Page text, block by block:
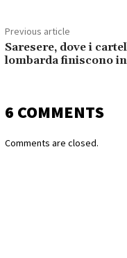
Previous article
Saresere, dove i
lombarda finiscono
6 COMMENTS
Comments are closed.